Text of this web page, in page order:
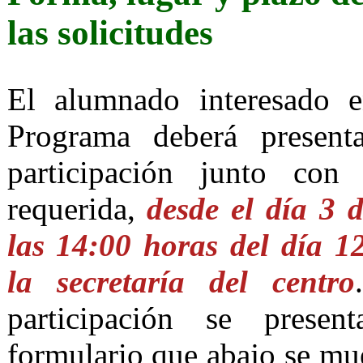
las solicitudes
El alumnado interesado
Programa deberá
participación junto con
requerida,desde el día 3
las 14:00 horas del día
la secretaría del centro
participación se
formulario que abajo se